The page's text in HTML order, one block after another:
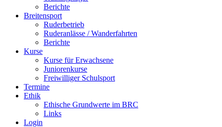
Berichte
Breitensport
Ruderbetrieb
Ruderanlässe / Wanderfahrten
Berichte
Kurse
Kurse für Erwachsene
Juniorenkurse
Freiwilliger Schulsport
Termine
Ethik
Ethische Grundwerte im BRC
Links
Login